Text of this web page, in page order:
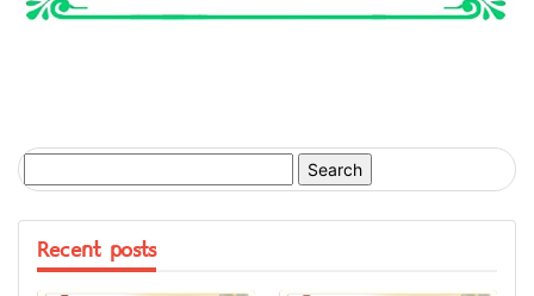
for:
Recent posts